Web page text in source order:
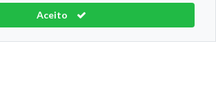
Aceito